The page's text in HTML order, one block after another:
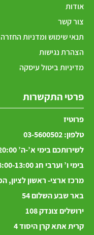
אודות
צור קשר
תנאי שימוש ומדניות החזרה
הצהרת נגישות
מדיניות ביטול עיסקה
פרטי התקשרות
פרוטיז
טלפון:03-5600502
לשירותכם בימי א’-ה’ 08:00-20:00
בימי ו’ וערבי חג 08:00-13:00
מרכז ארצי- ראשון לציון,
באר שבע השלום 54
ירושליםצונדק
קרית אתא קרן היסוד 4